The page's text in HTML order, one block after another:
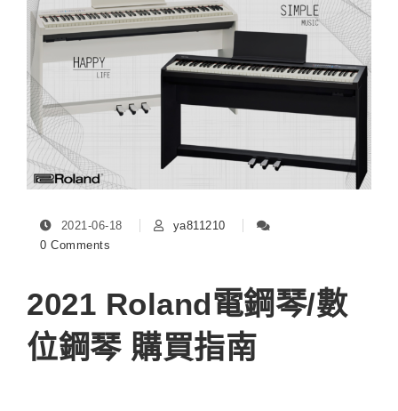
2021-06-18
ya811210
0 Comments
2021 Roland電鋼琴/數
位鋼琴 購買指南